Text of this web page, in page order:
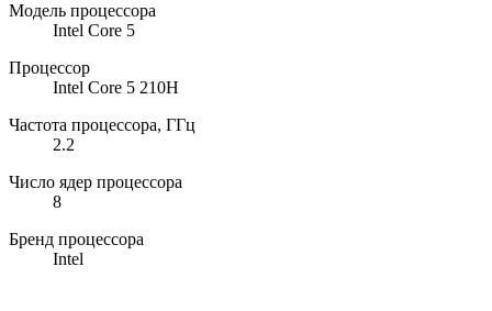
Модель процессора
Intel Core 5
Процессор
Intel Core 5 210H
Частота процессора, ГГц
2.2
Число ядер процессора
8
Бренд процессора
Intel